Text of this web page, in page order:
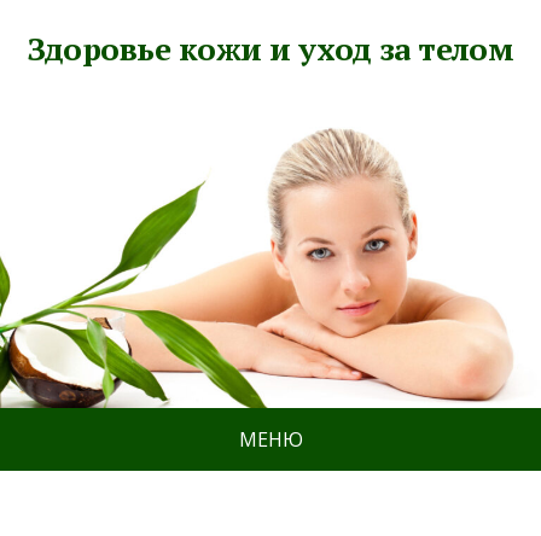
Здоровье кожи и уход за телом
МЕНЮ